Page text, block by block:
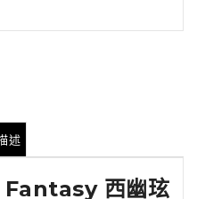
述
西幽玹